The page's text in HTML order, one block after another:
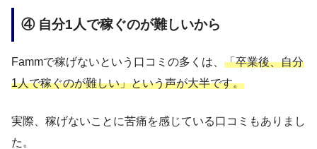
④ 自分1人で稼ぐのが難しいから
Fammで稼げないという口コミの多くは、 「卒業後、自分
1人で稼ぐのが難しい」という声が大半です。
実際、稼げないことに苦痛を感じている口コミもありまし
た。